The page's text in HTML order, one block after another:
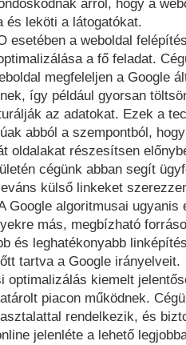
arról, hogy a
és leköti a látogatókat.
esetében a weboldal
a fő feladat.
megfeleljen a Google
így például gyorsan
az adatokat. Ezek a
abból a szempontból,
oldalakat részesítsen
cégünk abban segít
külső linkeket
Google algoritmusai
más, megbízható
és leghatékonyabb
tartva a Google irányelveit.
optimalizálás kiemelt
piacon működnek.
rendelkezik, és
jelenléte a lehető